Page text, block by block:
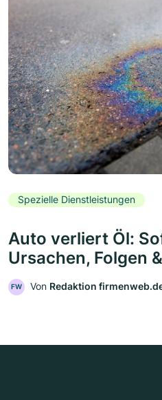
Spezielle Dienstleistungen
Auto verliert Öl:
Ursachen, Folgen
FW Von Redaktion